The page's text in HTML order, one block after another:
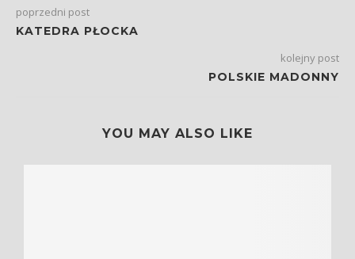
poprzedni post
KATEDRA PŁOCKA
kolejny post
POLSKIE MADONNY
YOU MAY ALSO LIKE